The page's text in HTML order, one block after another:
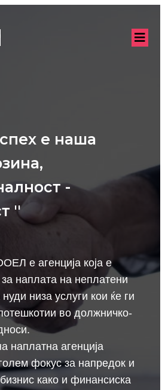
е наша
-
''
е агенција која е
наплата на неплатени
низа услуги кои ќе ги
во должничко-
наплатна агенција
фокус за напредок и
како и финансиска